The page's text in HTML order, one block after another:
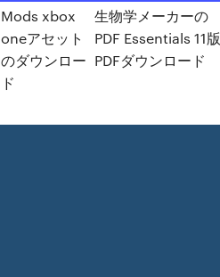
Mods xbox
oneアセット
のダウンロー
ド
生物学メーカーの
PDF Essentials 11版
PDFダウンロード